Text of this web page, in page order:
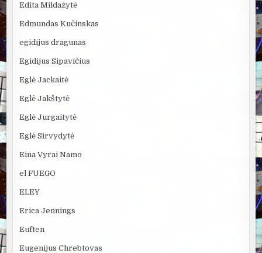
Edita Mildažytė
Edmundas Kučinskas
egidijus dragunas
Egidijus Sipavičius
Eglė Jackaitė
Eglė Jakštytė
Eglė Jurgaitytė
Eglė Sirvydytė
Eina Vyrai Namo
el FUEGO
ELEY
Erica Jennings
Euften
Eugenijus Chrebtovas